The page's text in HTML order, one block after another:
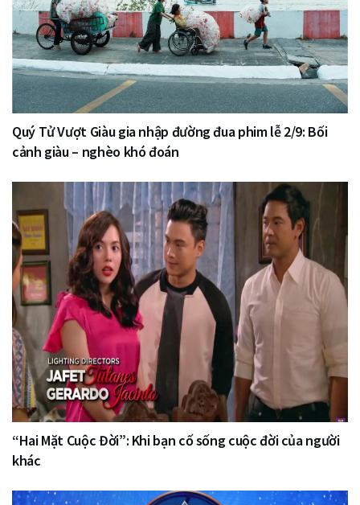
Quý Tử Vượt Giàu gia nhập đường đua phim lễ 2/9: Bối
cảnh giàu – nghèo khó đoán
“Hai Mặt Cuộc Đời”: Khi bạn cố sống cuộc đời của người
khác